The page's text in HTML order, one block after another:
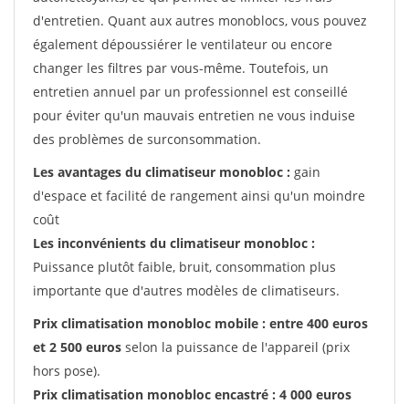
d'entretien. Quant aux autres monoblocs, vous pouvez
également dépoussiérer le ventilateur ou encore
changer les filtres par vous-même. Toutefois, un
entretien annuel par un professionnel est conseillé
pour éviter qu'un mauvais entretien ne vous induise
des problèmes de surconsommation.
Les avantages du climatiseur monobloc : gain
d'espace et facilité de rangement ainsi qu'un moindre
coût
Les inconvénients du climatiseur monobloc :
Puissance plutôt faible, bruit, consommation plus
importante que d'autres modèles de climatiseurs.
Prix climatisation monobloc mobile : entre 400 euros
et 2 500 euros selon la puissance de l'appareil (prix
hors pose).
Prix climatisation monobloc encastré : 4 000 euros